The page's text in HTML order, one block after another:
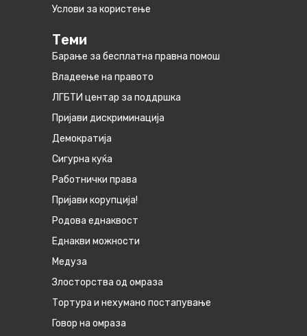
Услови за користење
Теми
Барање за бесплатна правна помош
Владеење на правото
ЛГБТИ центар за поддршка
Пријави дискриминација
Демократија
Сигурна куќа
Работнички права
Пријави корупција!
Родова еднаквост
Eднакви можности
Медуза
Злосторства од омраза
Тортура и нехумано постапување
Говор на омраза